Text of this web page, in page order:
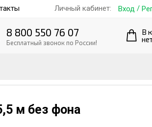
Личный кабинет: Вход /
8 800 550 76 07
Бесплатный звонок по России!
В
м без фона